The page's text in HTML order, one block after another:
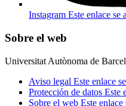
Instagram Este enlace se
Sobre el web
Universitat Autònoma de
Aviso legal Este enlace
Protección de datos Este
Sobre el web Este enlace